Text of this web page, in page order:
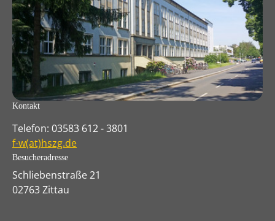
Kontakt
Telefon: 03583 612 - 3801
f-w(at)hszg.de
Besucheradresse
Schliebenstraße 21
02763 Zittau